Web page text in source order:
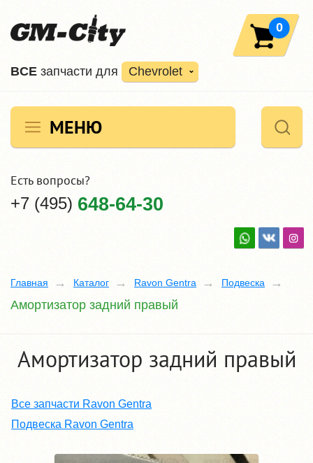
ВCE запчасти для Chevrolet
0
МЕНЮ
Есть вопросы?
+7 (495) 648-64-30
Главная Каталог Ravon Gentra Подвеска
Амортизатор задний правый
Амортизатор задний правый
Все запчасти Ravon Gentra
Подвеска Ravon Gentra